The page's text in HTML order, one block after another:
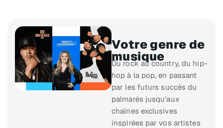
Votre genre de
musique
Du rock au country, du hip-
hop à la pop, en passant
par les futurs succès du
palmarès jusqu’aux
chaînes exclusives
inspirées par vos artistes